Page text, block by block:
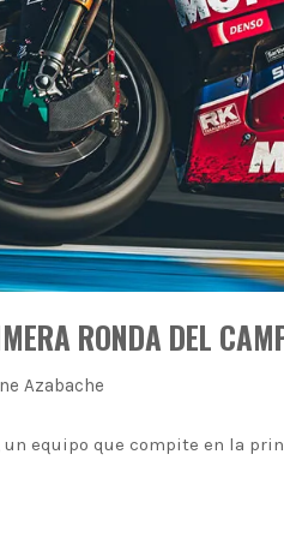
RONDA DEL
Azabache
un equipo que compite en la